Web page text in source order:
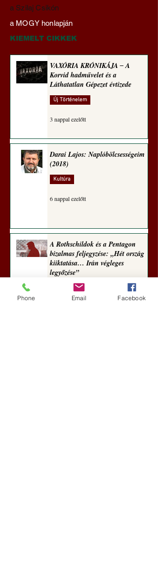
A háború kisiklott, a
diplomáciának nem
maradt tere (Alastair
Crooke jegyzete)
a Szilaj Csikón
a MOGY honlapján
KIEMELT CIKKEK
VAXÓRIA KRÓNIKÁJA ‒ A
Korvid hadművelet és a
Láthatatlan Gépezet évtizede
Új Történelem
3 nappal ezelőtt
Darai Lajos: Naplóbölcsességeim
(2018)
Kultúra
6 nappal ezelőtt
A Rothschildok és a Pentagon
bizalmas feljegyzése: „Hét ország
kiiktatása… Irán végleges
legyőzése”
Új Történelem
Phone Email Facebook